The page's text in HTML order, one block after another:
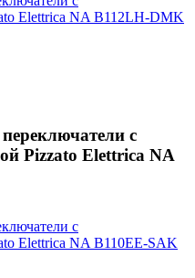
с
Pizzato Elettrica NA